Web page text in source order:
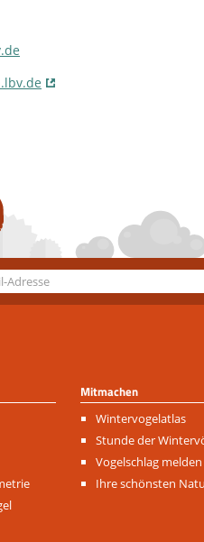
Mitmachen
Navigation
überspringen
Wintervogelatlas
Stunde der
Vogelschlag melden
Ihre schönsten